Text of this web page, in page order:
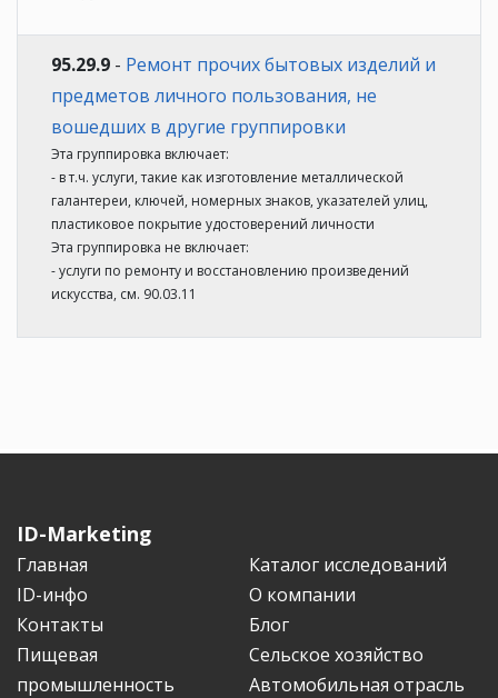
95.29.9 - Ремонт прочих бытовых изделий и
предметов личного пользования, не
вошедших в другие группировки
Эта группировка включает:
- в т.ч. услуги, такие как изготовление металлической
галантереи, ключей, номерных знаков, указателей улиц,
пластиковое покрытие удостоверений личности
Эта группировка не включает:
- услуги по ремонту и восстановлению произведений
искусства, см. 90.03.11
ID-Marketing
Главная
Каталог исследований
ID-инфо
О компании
Контакты
Блог
Пищевая
промышленность
Сельское хозяйство
Автомобильная отрасль